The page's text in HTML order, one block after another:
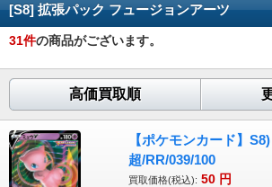
[S8] 拡張パック フュージョンアーツ
31件の商品がございます。
高価買取順
【ポケモンカード】
超/RR/039/100
買取価格(税込): 50 円